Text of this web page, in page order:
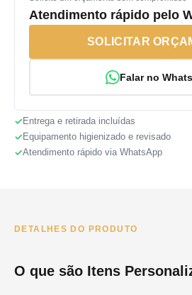
Atendimento rápido pelo
SOLICITAR
Falar no
Entrega e retirada incluídas
Equipamento higienizado e revisado
Atendimento rápido via WhatsApp
DETALHES DO PRODUTO
O que são Itens